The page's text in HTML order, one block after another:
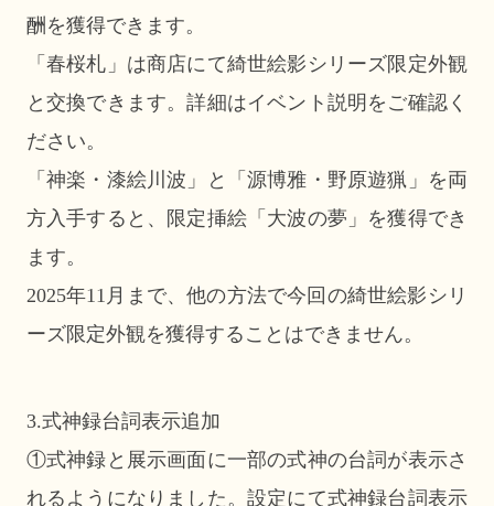
酬を獲得できます。
「春桜札」は商店にて綺世絵影シリーズ限定外観
と交換できます。詳細はイベント説明をご確認く
ださい。
「神楽・漆絵川波」と「源博雅・野原遊猟」を両
方入手すると、限定挿絵「大波の夢」を獲得でき
ます。
2025年11月まで、他の方法で今回の綺世絵影シリ
ーズ限定外観を獲得することはできません。
3.式神録台詞表示追加
①式神録と展示画面に一部の式神の台詞が表示さ
れるようになりました。設定にて式神録台詞表示